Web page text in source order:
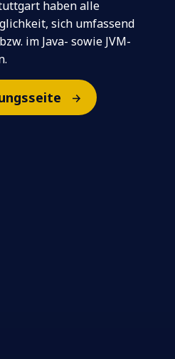
haben alle
sich umfassend
im Java- sowie JVM-